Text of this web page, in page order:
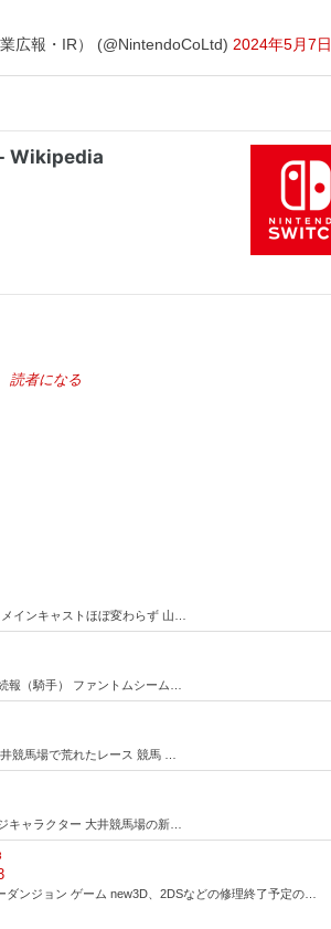
広報・IR） (@NintendoCoLtd) 2024年5月7日
読者になる
インキャストほぼ変わらず 山…
報（騎手） ファントムシーム…
競馬場で荒れたレース 競馬 …
キャラクター 大井競馬場の新…
ダンジョン ゲーム new3D、2DSなどの修理終了予定の…